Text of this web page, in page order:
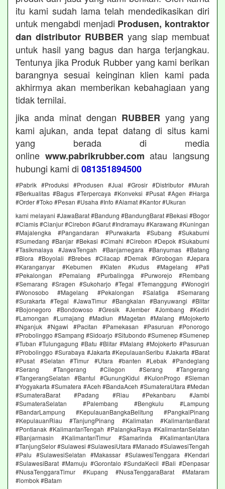
itu kami sudah lama telah mendedikasikan diri
untuk mengabdi menjadi Produsen, kontraktor
dan distributor RUBBER yang siap membuat
untuk hasil yang bagus dan harga terjangkau.
Tentunya jika Produk Rubber yang kami berikan
barangnya sesuai keinginan klien kami pada
akhirmya akan memberikan kebahagiaan yang
tidak ternilai.
jika anda minat dengan RUBBER yang yang
kami ajukan, anda tepat datang di situs kami
yang berada di media
online www.pabrikrubber.com atau langsung
hubungi kami di 081351894500
#Pabrik #Produksi #Produsen #Jual #Grosir #Distributor #Murah
#Berkualitas #Bagus #Terpercaya #Konveksi #Pusat #Agen #Harga
#Order #Toko #Pesan #Usaha #Info #Alamat #Kantor #Ukuran
kami melayani #JawaBarat #Bandung #BandungBarat #Bekasi #Bogor
#Ciamis #Cianjur #Cirebon #Garut #Indramayu #Karawang #Kuningan
#Majalengka #Pangandaran #Purwakarta #Subang #Sukabumi
#Sumedang #Banjar #Bekasi #Cimahi #Cirebon #Depok #Sukabumi
#Tasikmalaya #JawaTengah #Banjarnegara #Banyumas #Batang
#Blora #Boyolali #Brebes #Cilacap #Demak #Grobogan #Jepara
#Karanganyar #Kebumen #Klaten #Kudus #Magelang #Pati
#Pekalongan #Pemalang #Purbalingga #Purworejo #Rembang
#Semarang #Sragen #Sukoharjo #Tegal #Temanggung #Wonogiri
#Wonosobo #Magelang #Pekalongan #Salatiga #Semarang
#Surakarta #Tegal #JawaTimur #Bangkalan #Banyuwangi #Blitar
#Bojonegoro #Bondowoso #Gresik #Jember #Jombang #Kediri
#Lamongan #Lumajang #Madiun #Magetan #Malang #Mojokerto
#Nganjuk #Ngawi #Pacitan #Pamekasan #Pasuruan #Ponorogo
#Probolinggo #Sampang #Sidoarjo #Situbondo #Sumenep #Sumenep
#Tuban #Tulungagung #Batu #Blitar #Malang #Mojokerto #Pasuruan
#Probolinggo #Surabaya #Jakarta #KepulauanSeribu #Jakarta #Barat
#Pusat #Selatan #Timur #Utara #banten #Lebak #Pandeglang
#Serang #Tangerang #Cilegon #Serang #Tangerang
#TangerangSelatan #Bantul #GunungKidul #KulonProgo #Sleman
#Yogyakarta #Sumatera #Aceh #BandaAceh #SumateraUtara #Medan
#SumateraBarat #Padang #Riau #Pekanbaru #Jambi
#SumateraSelatan #Palembang #Bengkulu #Lampung
#BandarLampung #KepulauanBangkaBelitung #PangkalPinang
#KepulauanRiau #TanjungPinang #Kalimatan #KalimantanBarat
#Pontianak #KalimantanTengah #PalangkaRaya #KalimantanSelatan
#Banjarmasin #KalimantanTimur #Samarinda #KalimantanUtara
#TanjungSelor #Sulawesi #SulawesiUtara #Manado #SulawesiTengah
#Palu #SulawesiSelatan #Makassar #SulawesiTenggara #Kendari
#SulawesiBarat #Mamuju #Gorontalo #SundaKecil #Bali #Denpasar
#NusaTenggaraTimur #Kupang #NusaTenggaraBarat #Mataram
#lombok #Batam